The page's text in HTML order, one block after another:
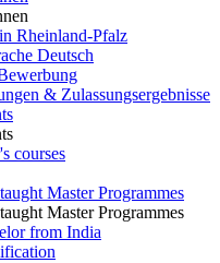
Rheinland-Pfalz
Deutsch
& Zulassungsergebnisse
courses
Master Programmes
Master Programmes
from India